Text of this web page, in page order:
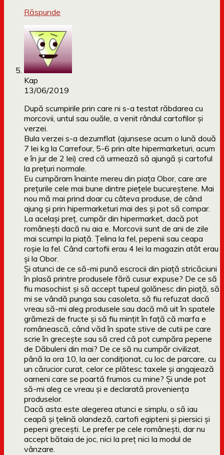
Răspunde
Kap
13/06/2019
După scumpirile prin care ni s-a testat răbdarea cu
morcovii, untul sau ouăle, a venit rândul cartofilor și
verzei.
Bula verzei s-a dezumflat (ajunsese acum o lună două
7 lei kg la Carrefour, 5-6 prin alte hipermarketuri, acum
e în jur de 2 lei) cred că urmează să ajungă și cartoful
la prețuri normale.
Eu cumpăram înainte mereu din piața Obor, care are
prețurile cele mai bune dintre piețele bucureștene. Mai
nou mă mai prind doar cu câteva produse, de când
ajung și prin hipermarketuri mai des și pot să compar.
La același preț, cumpăr din hipermarket, dacă pot
românești dacă nu aia e. Morcovii sunt de ani de zile
mai scumpi la piață. Țelina la fel, pepenii sau ceapa
roșie la fel. Când cartofii erau 4 lei la magazin atât erau
și la Obor.
Și atunci de ce să-mi pună escrocii din piață stricăciuni
în plasă printre produsele fără cusur expuse? De ce să
fiu masochist și să accept tupeul golănesc din piață, să
mi se vândă punga sau casoleta, să fiu refuzat dacă
vreau să-mi aleg produsele sau dacă mă uit în spatele
grămezii de fructe și să fiu mințit în față că marfa e
românească, când văd în spate stive de cutii pe care
scrie în grecește sau să cred că pot cumpăra pepene
de Dăbuleni din mai? De ce să nu cumpăr civilizat,
până la ora 10, la aer condiționat, cu loc de parcare, cu
un cărucior curat, celor ce plătesc taxele și angajează
oameni care se poartă frumos cu mine? Și unde pot
să-mi aleg ce vreau și e declarată proveniența
produselor.
Dacă asta este alegerea atunci e simplu, o să iau
ceapă și țelină olandeză, cartofi egipteni și piersici și
pepeni grecești. Le prefer pe cele românești, dar nu
accept bătaia de joc, nici la preț nici la modul de
vânzare.